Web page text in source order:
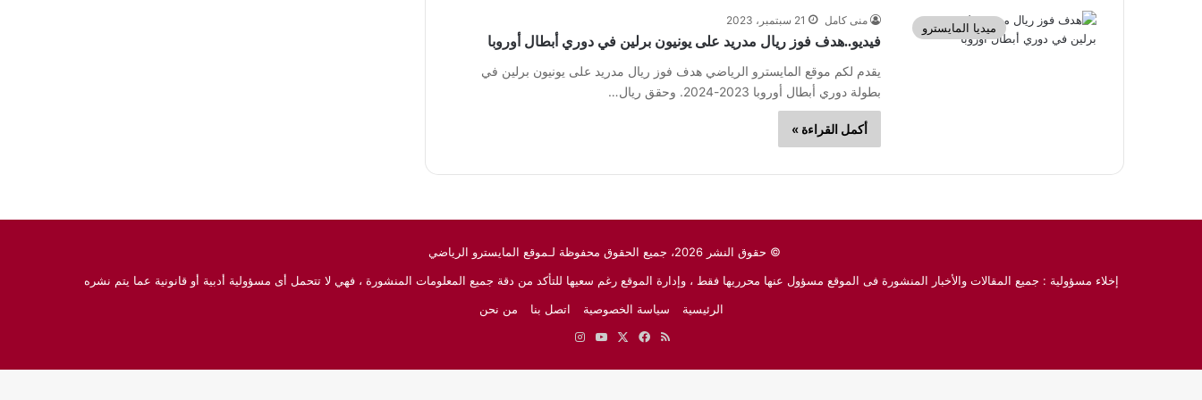
ميديا المايسترو
منى كامل 21 سبتمبر، 2023
فيديو..هدف فوز ريال مدريد على يونيون برلين في دوري أبطال أوروبا
يقدم لكم موقع المايسترو الرياضي هدف فوز ريال مدريد على يونيون برلين في
بطولة دوري أبطال أوروبا 2023-2024. وحقق ريال…
أكمل القراءة »
© حقوق النشر 2026، جميع الحقوق محفوظة لـموقع المايسترو الرياضي
إخلاء مسؤولية : جميع المقالات والأخبار المنشورة فى الموقع مسؤول عنها محرريها فقط ، وإدارة الموقع رغم سعيها للتأكد من دقة جميع المعلومات المنشورة ، فهي لا تتحمل أى مسؤولية أدبية أو قانونية عما يتم نشره
الرئيسية
سياسة الخصوصية اتصل بنا
من نحن
ملخصفيسبوك ‫YouTubeانستقرام